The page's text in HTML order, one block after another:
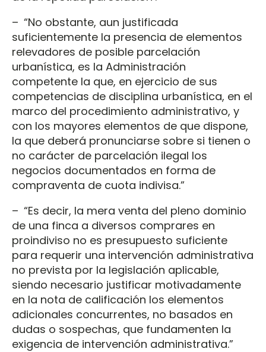
– “No obstante, aun justificada
suficientemente la presencia de elementos
relevadores de posible parcelación
urbanística, es la Administración
competente la que, en ejercicio de sus
competencias de disciplina urbanística, en el
marco del procedimiento administrativo, y
con los mayores elementos de que dispone,
la que deberá pronunciarse sobre si tienen o
no carácter de parcelación ilegal los
negocios documentados en forma de
compraventa de cuota indivisa.”
– “Es decir, la mera venta del pleno dominio
de una finca a diversos comprares en
proindiviso no es presupuesto suficiente
para requerir una intervención administrativa
no prevista por la legislación aplicable,
siendo necesario justificar motivadamente
en la nota de calificación los elementos
adicionales concurrentes, no basados en
dudas o sospechas, que fundamenten la
exigencia de intervención administrativa.”